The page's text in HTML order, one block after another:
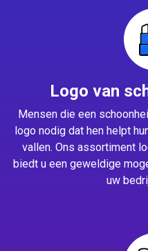
Logo van
Mensen die een
logo nodig dat hen helpt
vallen. Ons assortiment
biedt u een geweldige
uw